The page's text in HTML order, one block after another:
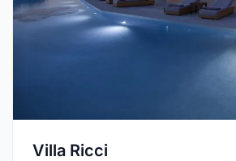
Villa Ricci